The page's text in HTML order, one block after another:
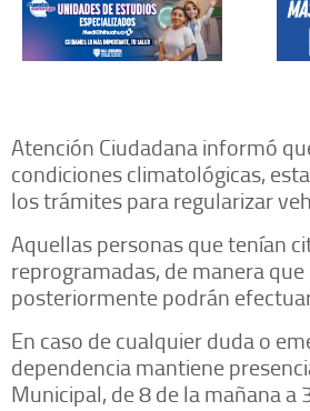
Atención Ciudadana informó
condiciones climatológicas,
los trámites para regularizar
Aquellas personas que tenían
reprogramadas, de manera
posteriormente podrán
En caso de cualquier duda o
dependencia mantiene
Municipal, de 8 de la mañana a